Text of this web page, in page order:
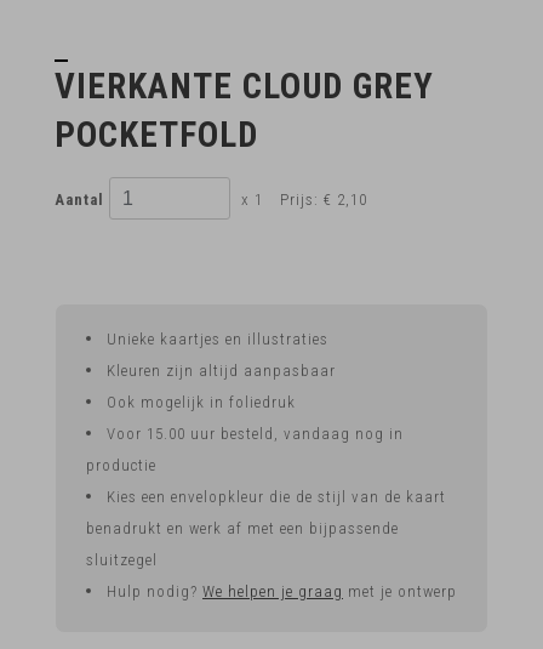
VIERKANTE CLOUD GREY
POCKETFOLD
Aantal x 1 Prijs: € 2,10
Unieke kaartjes en illustraties
Kleuren zijn altijd aanpasbaar
Ook mogelijk in foliedruk
Voor 15.00 uur besteld, vandaag nog in
productie
Kies een envelopkleur die de stijl van de kaart
benadrukt en werk af met een bijpassende
sluitzegel
Hulp nodig? We helpen je graag met je ontwerp